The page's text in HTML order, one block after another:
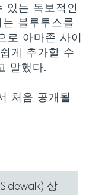
있는 독보적인
블루투스를
로 아마존 사이
게 추가할 수
말했다.
처음 공개될
상